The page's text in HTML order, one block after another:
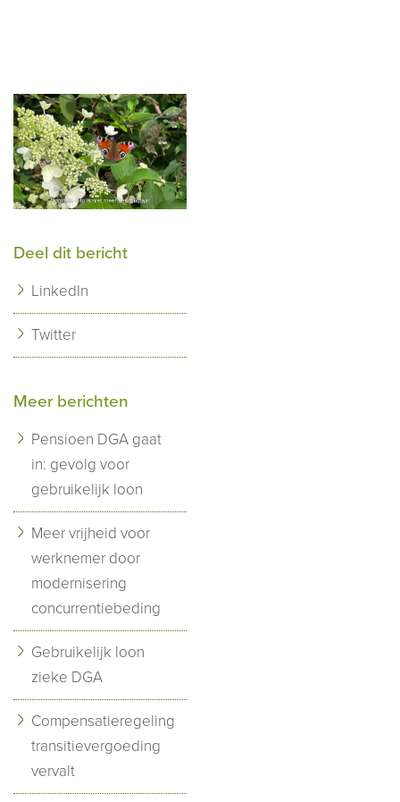
Deel dit bericht
LinkedIn
Twitter
Meer berichten
Pensioen DGA gaat
in: gevolg voor
gebruikelijk loon
Meer vrijheid voor
werknemer door
modernisering
concurrentiebeding
Gebruikelijk loon
zieke DGA
Compensatieregeling
transitievergoeding
vervalt